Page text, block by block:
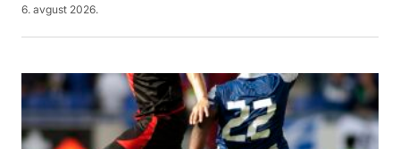
6. avgust 2026.